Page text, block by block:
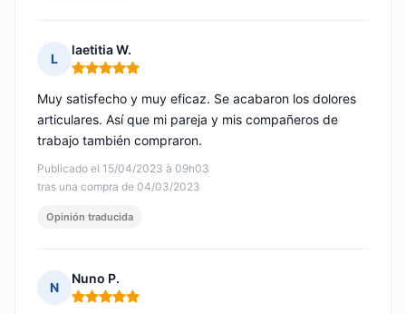
L
laetitia W.
Nota: 5 de 5
Publicado el 15/04/2023 à 09h03
tras una compra de 04/03/2023
Muy satisfecho y muy eficaz. Se acabaron los dolores
articulares. Así que mi pareja y mis compañeros de
trabajo también compraron.
Opinión traducida
N
Nuno P.
Nota: 5 de 5